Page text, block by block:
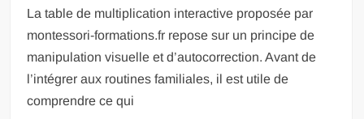
La table de multiplication interactive proposée par
montessori-formations.fr repose sur un principe de
manipulation visuelle et d’autocorrection. Avant de
l’intégrer aux routines familiales, il est utile de
comprendre ce qui